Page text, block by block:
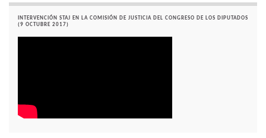
INTERVENCIÓN STAJ EN LA COMISIÓN DE JUSTICIA DEL CONGRESO DE LOS DIPUTADOS
(9 OCTUBRE 2017)